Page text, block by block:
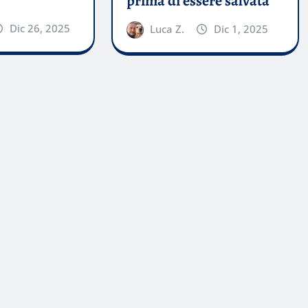
Dic 26, 2025 Luca Z. Dic 1, 2025